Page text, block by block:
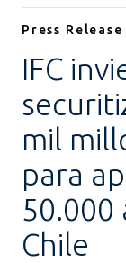
Press Release
IFC
mil
para
50.000
Chile